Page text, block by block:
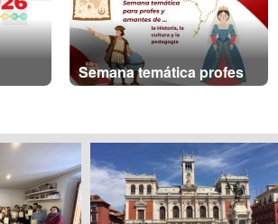
Semana temática profes